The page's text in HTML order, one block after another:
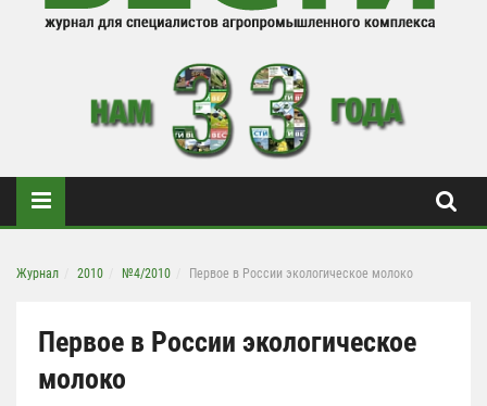
Журнал 2010 №4/2010 Первое в России экологическое молоко
Первое в России экологическое
молоко